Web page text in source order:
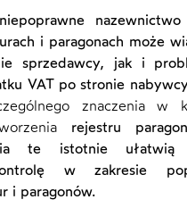
niepoprawne
i paragonach może
sprzedawcy, jak i
VAT po stronie
znaczenia w
rejestru
te istotnie ułatwią
w zakresie
i paragonów.